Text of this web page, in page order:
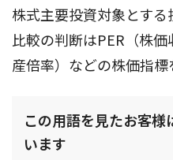
株式主要投資対象とする
比較の判断はPER（株
産倍率）などの株価指標
この用語を見たお客様
います